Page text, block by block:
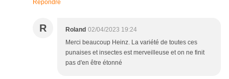
Répondre
R Roland 02/04/2023 19:24
Merci beaucoup Heinz. La variété de toutes ces
punaises et insectes est merveilleuse et on ne finit
pas d'en être étonné